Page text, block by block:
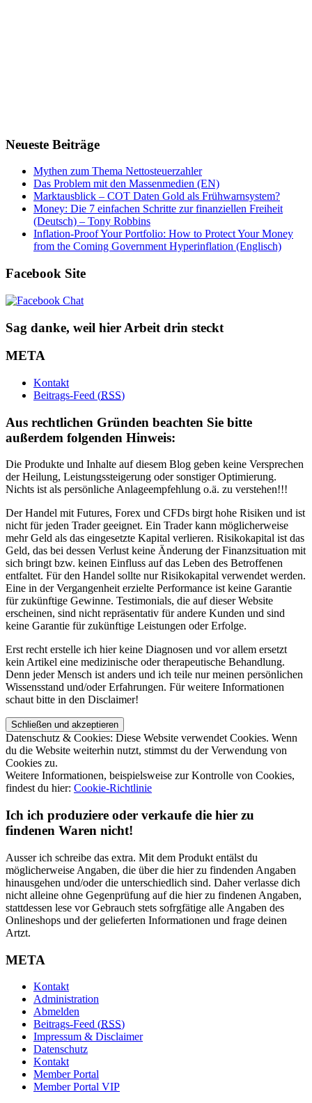
Neueste Beiträge
Mythen zum Thema Nettosteuerzahler
Das Problem mit den Massenmedien (EN)
Marktausblick – COT Daten Gold als Frühwarnsystem?
Money: Die 7 einfachen Schritte zur finanziellen Freiheit
(Deutsch) – Tony Robbins
Inflation-Proof Your Portfolio: How to Protect Your Money
from the Coming Government Hyperinflation (Englisch)
Facebook Site
Sag danke, weil hier Arbeit drin steckt
META
Kontakt
Beitrags-Feed (RSS)
Aus rechtlichen Gründen beachten Sie bitte
außerdem folgenden Hinweis:
Die Produkte und Inhalte auf diesem Blog geben keine Versprechen
der Heilung, Leistungssteigerung oder sonstiger Optimierung.
Nichts ist als persönliche Anlageempfehlung o.ä. zu verstehen!!!
Der Handel mit Futures, Forex und CFDs birgt hohe Risiken und ist
nicht für jeden Trader geeignet. Ein Trader kann möglicherweise
mehr Geld als das eingesetzte Kapital verlieren. Risikokapital ist das
Geld, das bei dessen Verlust keine Änderung der Finanzsituation mit
sich bringt bzw. keinen Einfluss auf das Leben des Betroffenen
entfaltet. Für den Handel sollte nur Risikokapital verwendet werden.
Eine in der Vergangenheit erzielte Performance ist keine Garantie
für zukünftige Gewinne. Testimonials, die auf dieser Website
erscheinen, sind nicht repräsentativ für andere Kunden und sind
keine Garantie für zukünftige Leistungen oder Erfolge.
Erst recht erstelle ich hier keine Diagnosen und vor allem ersetzt
kein Artikel eine medizinische oder therapeutische Behandlung.
Denn jeder Mensch ist anders und ich teile nur meinen persönlichen
Wissensstand und/oder Erfahrungen. Für weitere Informationen
schaut bitte in den Disclaimer!
Datenschutz & Cookies: Diese Website verwendet Cookies. Wenn
du die Website weiterhin nutzt, stimmst du der Verwendung von
Cookies zu.
Weitere Informationen, beispielsweise zur Kontrolle von Cookies,
findest du hier: Cookie-Richtlinie
Ich ich produziere oder verkaufe die hier zu
findenen Waren nicht!
Ausser ich schreibe das extra. Mit dem Produkt entälst du
möglicherweise Angaben, die über die hier zu findenden Angaben
hinausgehen und/oder die unterschiedlich sind. Daher verlasse dich
nicht alleine ohne Gegenprüfung auf die hier zu findenen Angaben,
stattdessen lese vor Gebrauch stets sofrgfätige alle Angaben des
Onlineshops und der gelieferten Informationen und frage deinen
Artzt.
META
Kontakt
Administration
Abmelden
Beitrags-Feed (RSS)
Impressum & Disclaimer
Datenschutz
Kontakt
Member Portal
Member Portal VIP